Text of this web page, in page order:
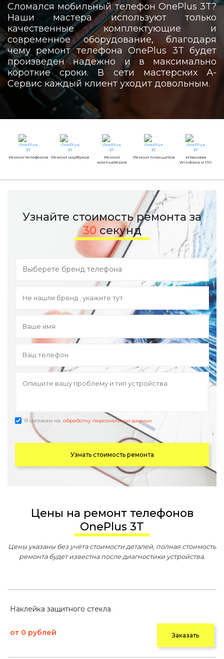
Сломался мобильный телефон OnePlus 3T?
Наши мастера используют только
качественные комплектующие и
современное оборудование, благодаря
чему ремонт телефона OnePlus 3T будет
произведен надежно и в максимально
короткие сроки. В сети мастерских А-
Сервис каждый клиент уходит довольным.
Ремонт телефонов Ремонт ноутбуков
Ремонт
компьютеров
Ремонт планшетов
Установка
Windows и ПО
Узнайте стоимость ремонта за
30 секунд
Я согласен на обработку персональных данных
Узнать стоимость ремонта
Цены на ремонт телефонов
OnePlus 3T
Цены указаны без учёта стоимости деталей, полная стоимость
ремонта будет известна после диагностики устройства.
Наклейка защитного стекла
от 0 рублей Заказать